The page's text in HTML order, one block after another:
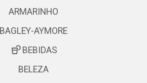
ARMARINHO
BAGLEY-AYMORE
BEBIDAS
BELEZA